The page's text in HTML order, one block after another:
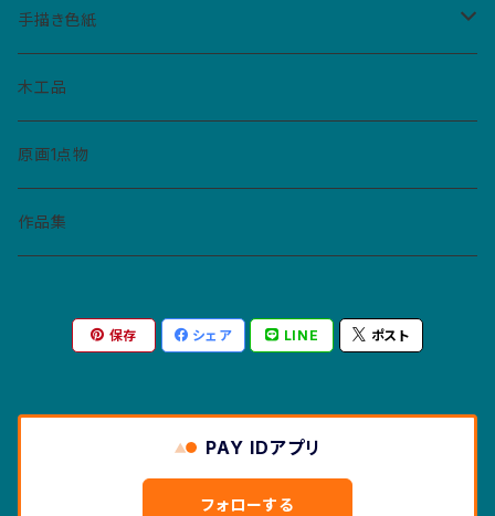
手帳型ケース
仮面
マトリョーシカ
コースター
財布・キーホルダー・パスケース
カレンダー
ポストカード
マスクケース
バッジ
ペーパーバッジ
缶バッジ
イヤリング
ペンダント
手描き色紙
ねこぼん
木工品
原画1点物
作品集
保存 シェア LINE ポスト
PAY IDアプリ
フォローする